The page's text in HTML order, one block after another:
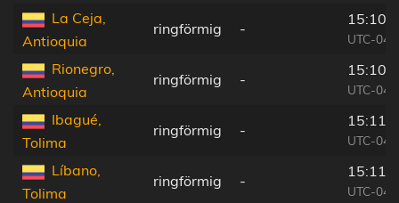
La Ceja,
Antioquia
ringförmig -
UTC-
Rionegro,
Antioquia
ringförmig -
UTC-
Ibagué,
Tolima
ringförmig -
UTC-
Líbano,
Tolima
ringförmig -
UTC-